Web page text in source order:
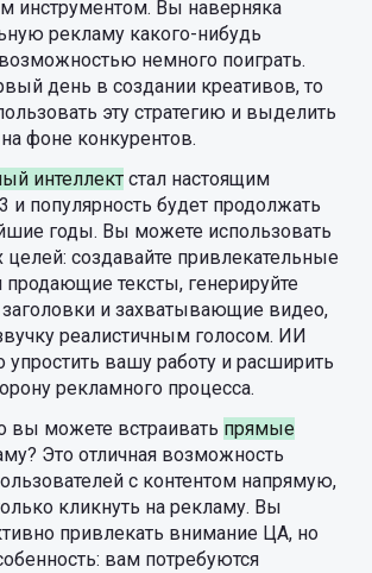
инструментом. Вы наверняка
рекламу какого-нибудь
немного поиграть.
день в создании креативов, то
эту стратегию и выделить
фоне конкурентов.
интеллект стал настоящим
и популярность будет продолжать
годы. Вы можете использовать
создавайте привлекательные
продающие тексты, генерируйте
и захватывающие видео,
реалистичным голосом. ИИ
вашу работу и расширить
рекламного процесса.
вы можете встраивать прямые
Это отличная возможность
с контентом напрямую,
кликнуть на рекламу. Вы
привлекать внимание ЦА, но
вам потребуются